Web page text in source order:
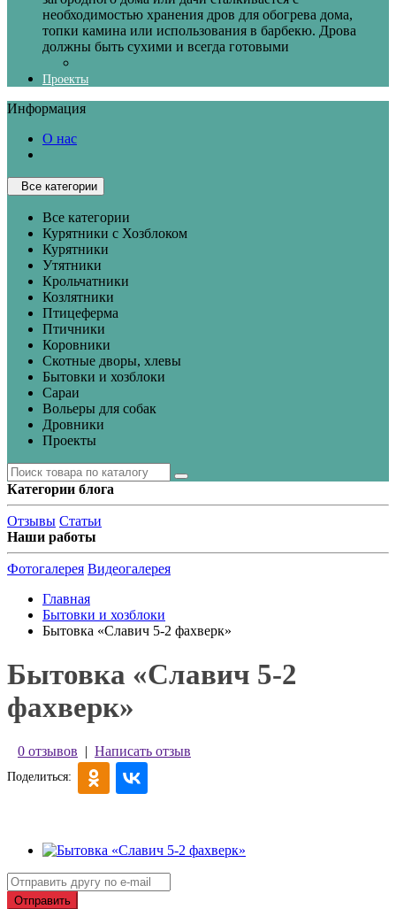
необходимостью хранения дров для обогрева дома,
топки камина или использования в барбекю. Дрова
должны быть сухими и всегда готовыми
Проекты
Информация
О нас
Все категории
Все категории
Курятники с Хозблоком
Курятники
Утятники
Крольчатники
Козлятники
Птицеферма
Птичники
Коровники
Скотные дворы, хлевы
Бытовки и хозблоки
Сараи
Вольеры для собак
Дровники
Проекты
Категории блога
Отзывы Статьи
Наши работы
Фотогалерея Видеогалерея
Главная
Бытовки и хозблоки
Бытовка «Славич 5-2 фахверк»
Бытовка «Славич 5-2
фахверк»
0 отзывов | Написать отзыв
Поделиться:
Отправить